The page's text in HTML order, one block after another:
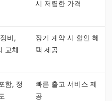
시 저렴한 가격
비,
교체
장기 계약 시 할인 혜
택 제공
함, 정
빠른 출고 서비스 제
공